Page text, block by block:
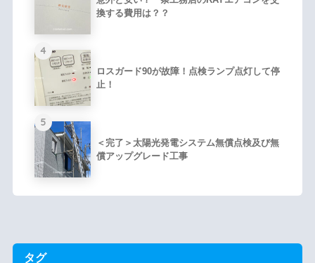
換する費用は？？
4
ロスガード90が故障！点検ランプ点灯して停
止！
5
＜完了＞太陽光発電システム無償点検及び無
償アップグレード工事
タグ